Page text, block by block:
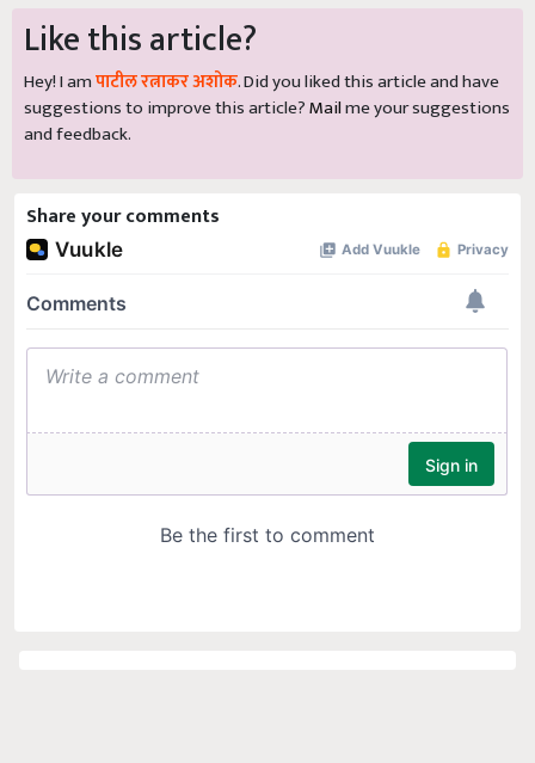
Like this article?
Hey! I amपाटील रत्नाकर अशोक. Did you liked this article and have
suggestions to improve this article?Mailme your suggestions
and feedback.
Share your comments